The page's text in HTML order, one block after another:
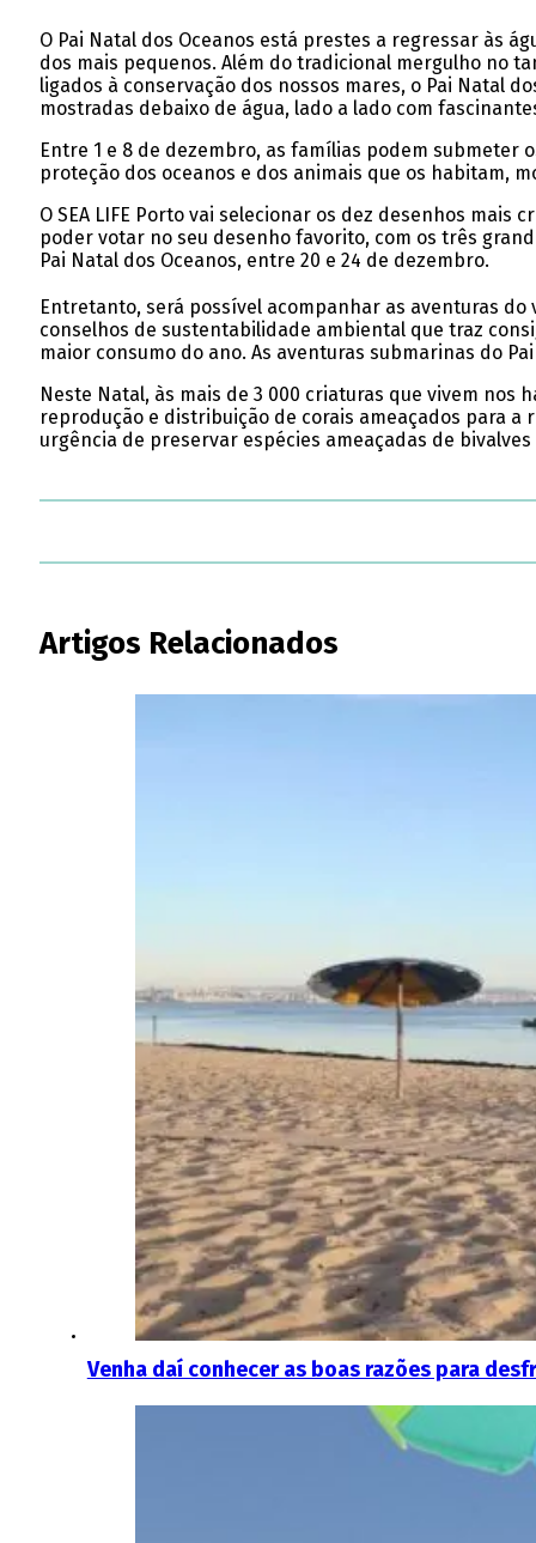
O Pai Natal dos Oceanos está prestes a regressar às
dos mais pequenos. Além do tradicional mergulho no
ligados à conservação dos nossos mares, o Pai Natal
mostradas debaixo de água, lado a lado com
Entre 1 e 8 de dezembro, as famílias podem submeter
proteção dos oceanos e dos animais que os habitam,
O SEA LIFE Porto vai selecionar os dez desenhos mais
poder votar no seu desenho favorito, com os três
Pai Natal dos Oceanos, entre 20 e 24 de dezembro.
Entretanto, será possível acompanhar as aventuras do
conselhos de sustentabilidade ambiental que traz
maior consumo do ano. As aventuras submarinas do
Neste Natal, às mais de 3 000 criaturas que vivem nos
reprodução e distribuição de corais ameaçados para a
urgência de preservar espécies ameaçadas de
Artigos Relacionados
Venha daí conhecer as boas razões para